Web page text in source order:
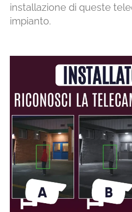
installazione di queste
impianto.